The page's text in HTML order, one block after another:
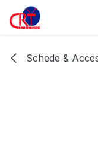
Passa al contenuto
Schede &